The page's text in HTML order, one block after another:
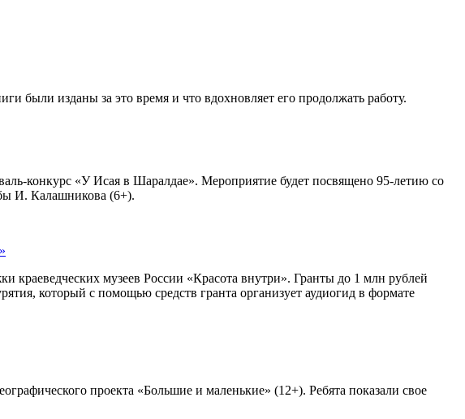
были изданы за это время и что вдохновляет его продолжать работу.
конкурс «У Исая в Шаралдае». Мероприятие будет посвящено 95-летию со
И. Калашникова (6+).
музеев России «Красота внутри». Гранты до 1 млн рублей
который с помощью средств гранта организует аудиогид в формате
проекта «Большие и маленькие» (12+). Ребята показали свое